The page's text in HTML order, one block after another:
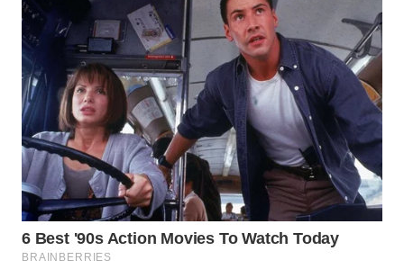
MADURA
SURABAYA
WN
NATUNA
WN
BINTAN
WN